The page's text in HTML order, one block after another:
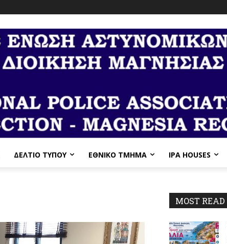
ΔΕΛΤΙΟ ΤΥΠΟΥ ΕΘΝΙΚΌ ΤΜΉΜΑ IPA HOUSES
MOST READ